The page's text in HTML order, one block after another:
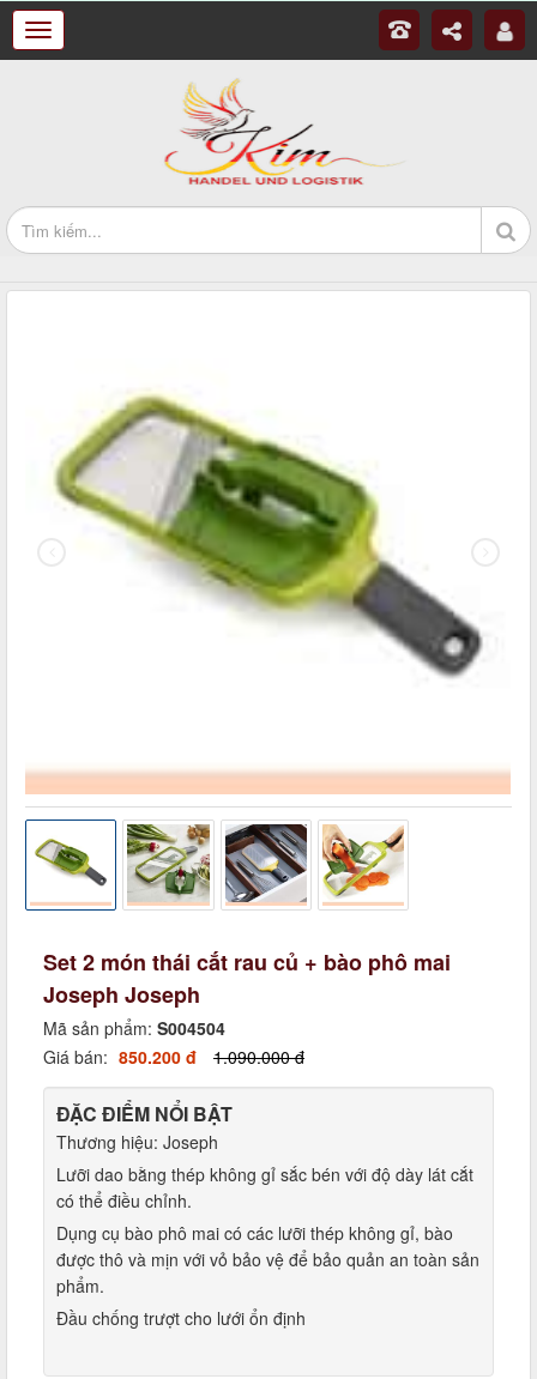
Set 2 món thái cắt rau củ + bào phô mai
Joseph Joseph
Mã sản phẩm: S004504
Giá bán: 850.200 đ 1.090.000 đ
ĐẶC ĐIỂM NỔI BẬT
Thương hiệu: Joseph
Lưỡi dao bằng thép không gỉ sắc bén với độ dày lát cắt
có thể điều chỉnh.
Dụng cụ bào phô mai có các lưỡi thép không gỉ, bào
được thô và mịn với vỏ bảo vệ để bảo quản an toàn sản
phẩm.
Đầu chống trượt cho lưới ổn định